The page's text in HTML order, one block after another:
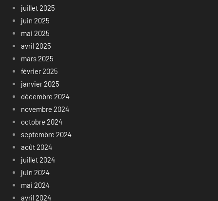
juillet 2025
juin 2025
mai 2025
avril 2025
mars 2025
février 2025
janvier 2025
décembre 2024
novembre 2024
octobre 2024
septembre 2024
août 2024
juillet 2024
juin 2024
mai 2024
avril 2024